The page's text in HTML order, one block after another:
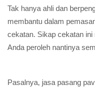
Tak hanya ahli dan
membantu dalam
cekatan. Sikap cekatan
Anda peroleh nantinya
Pasalnya, jasa pasang